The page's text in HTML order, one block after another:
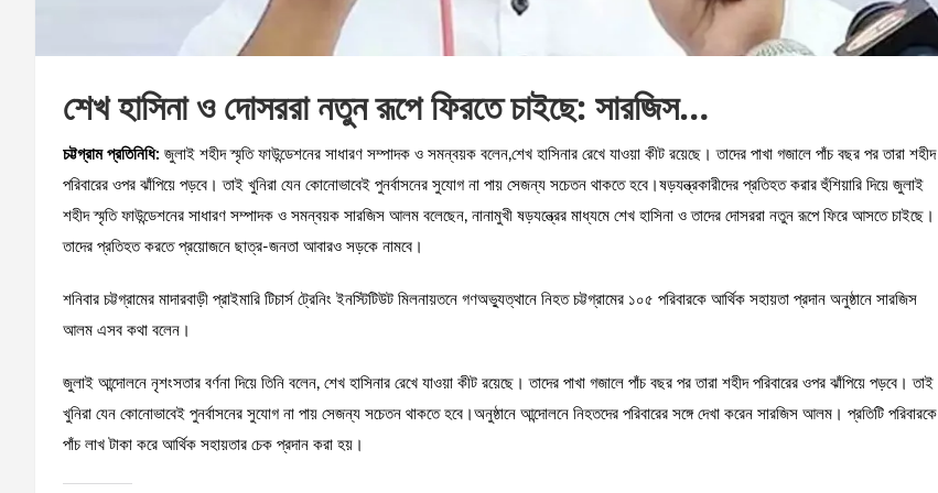
শেখ হাসিনা ও দোসররা নতুন রূপে ফিরতে চাইছে: সারজিস…
চট্টগ্রাম প্রতিনিধি: জুলাই শহীদ স্মৃতি ফাউন্ডেশনের সাধারণ সম্পাদক ও সমন্বয়ক বলেন,শেখ হাসিনার রেখে যাওয়া কীট রয়েছে। তাদের পাখা গজালে পাঁচ বছর পর তারা শহীদ
পরিবারের ওপর ঝাঁপিয়ে পড়বে। তাই খুনিরা যেন কোনোভাবেই পুনর্বাসনের সুযোগ না পায় সেজন্য সচেতন থাকতে হবে।ষড়যন্ত্রকারীদের প্রতিহত করার হুঁশিয়ারি দিয়ে জুলাই
শহীদ স্মৃতি ফাউন্ডেশনের সাধারণ সম্পাদক ও সমন্বয়ক সারজিস আলম বলেছেন, নানামুখী ষড়যন্ত্রের মাধ্যমে শেখ হাসিনা ও তাদের দোসররা নতুন রূপে ফিরে আসতে চাইছে।
তাদের প্রতিহত করতে প্রয়োজনে ছাত্র-জনতা আবারও সড়কে নামবে।
শনিবার চট্টগ্রামের মাদারবাড়ী প্রাইমারি টিচার্স ট্রেনিং ইনস্টিটিউট মিলনায়তনে গণঅভ্যুত্থানে নিহত চট্টগ্রামের ১০৫ পরিবারকে আর্থিক সহায়তা প্রদান অনুষ্ঠানে সারজিস
আলম এসব কথা বলেন।
জুলাই আন্দোলনে নৃশংসতার বর্ণনা দিয়ে তিনি বলেন, শেখ হাসিনার রেখে যাওয়া কীট রয়েছে। তাদের পাখা গজালে পাঁচ বছর পর তারা শহীদ পরিবারের ওপর ঝাঁপিয়ে পড়বে। তাই
খুনিরা যেন কোনোভাবেই পুনর্বাসনের সুযোগ না পায় সেজন্য সচেতন থাকতে হবে।অনুষ্ঠানে আন্দোলনে নিহতদের পরিবারের সঙ্গে দেখা করেন সারজিস আলম। প্রতিটি পরিবারকে
পাঁচ লাখ টাকা করে আর্থিক সহায়তার চেক প্রদান করা হয়।